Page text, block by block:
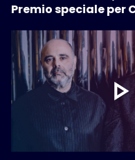
Premio speciale per